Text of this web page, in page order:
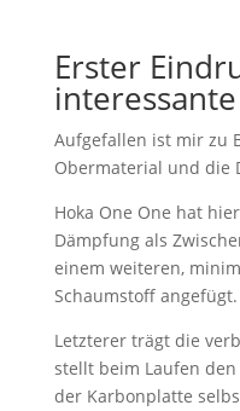
Erster
Aufgefallen ist mir zu
Obermaterial und die
Hoka One One hat
Dämpfung als
einem weiteren,
Schaumstoff angefügt.
Letzterer trägt die
stellt beim Laufen
der Karbonplatte